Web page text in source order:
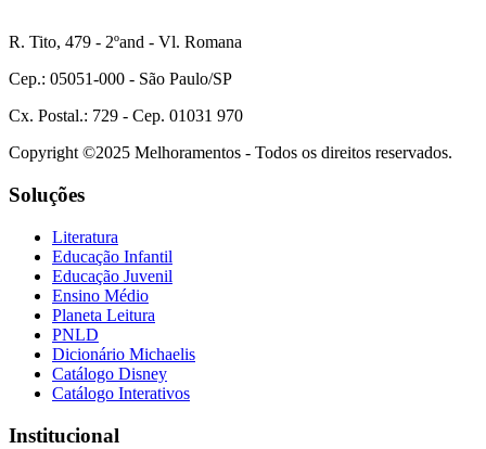
R. Tito, 479 - 2ºand - Vl. Romana
Cep.: 05051-000 - São Paulo/SP
Cx. Postal.: 729 - Cep. 01031 970
Copyright ©2025 Melhoramentos - Todos os direitos reservados.
Soluções
Literatura
Educação Infantil
Educação Juvenil
Ensino Médio
Planeta Leitura
PNLD
Dicionário Michaelis
Catálogo Disney
Catálogo Interativos
Institucional